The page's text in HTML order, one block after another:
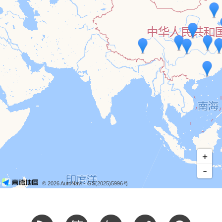
+
-
© 2026 AutoNavi- GS(2025)5996号